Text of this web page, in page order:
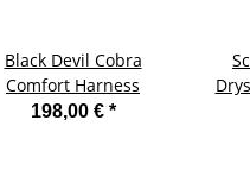
Black Devil Cobra
Comfort Harness
198,00 € *